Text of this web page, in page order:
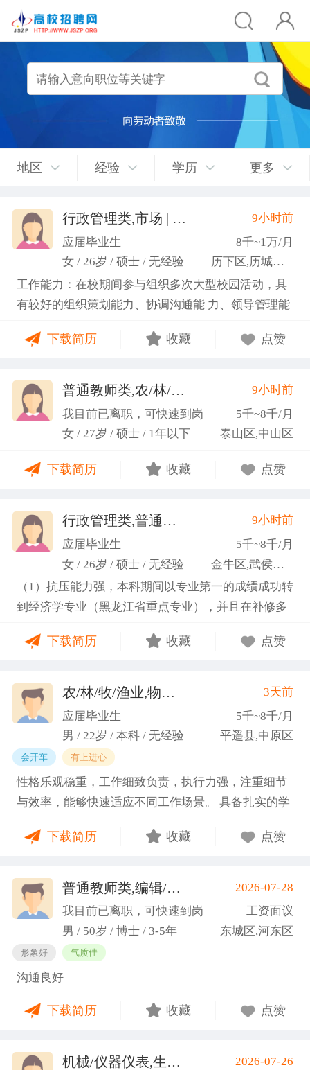
地区 经验 学历 更多
行政管理类,市场 | 媒介 | 广告 | 设计,人事/行政/后勤
9小时前
应届毕业生
8千~1万/月
女 / 26岁 / 硕士 / 无经验
历下区,历城区,市中区
工作能力：在校期间参与组织多次大型校园活动，具
有较好的组织策划能力、协调沟通能 力、领导管理能
务； 学习能力：有清晰的自我定位，能够很好地吸纳
做事认真细心，具有较强的执行力、高度敬业精神、
良好的职业操 守和团队协作精神。
下载简历 收藏 点赞
普通教师类,农/林/牧/渔业 (张卓璐)9小时前
我目前已离职，可快速到岗
5千~8千/月
女 / 27岁 / 硕士 / 1年以下
泰山区,中山区
下载简历 收藏 点赞
行政管理类,普通教师类
9小时前
应届毕业生
5千~8千/月
女 / 26岁 / 硕士 / 无经验
金牛区,武侯区,青羊区
（1）抗压能力强，本科期间以专业第一的成绩成功转
到经济学专业（黑龙江省重点专业），并且在补修多
学；研一刚入学就跟随导师参加多个项目书撰写，其
基金项目以及国家重大课题项目申报书的撰写。
（2）沟通能力强，2023年9月-2024年6月在研究生管
理办公室担任助管，主要负责硕士、博士研究生开
题、预答辩和正式答辩答辩秘书工作，同时负责研究
生入学复试相关工作，研究生日常事务管理工作，与
老师和同学多方沟通协调；2025年4月-2025年7月在
图书馆信息处担任助管，主要负责毕业生论文查重、
上传，毕业生信息核对，以及协助图书馆老师与学生
沟通举办各种活动。 （3）组织管理能力强，在读期
一百余人，并组织每天口语晨读活动，同时不定期举
办各种社团内部活动，如迎新、英语角等。
下载简历 收藏 点赞
农/林/牧/渔业,物业管理,环保,物流/仓储,人事/行政/后勤
3天前
应届毕业生
5千~8千/月
男 / 22岁 / 本科 / 无经验
平遥县,中原区
会开车 有上进心
性格乐观稳重，工作细致负责，执行力强，注重细节
与效率，能够快速适应不同工作场景。 具备扎实的学
路与良好的问题处理意识。 拥有较强的团队协作与跨
稳步成长并创造价值。
下载简历 收藏 点赞
普通教师类,编辑/出版/印刷 (刘先生)
2026-07-28
我目前已离职，可快速到岗
工资面议
男 / 50岁 / 博士 / 3-5年
东城区,河东区
形象好 气质佳
沟通良好
下载简历 收藏 点赞
机械/仪器仪表,生产管理/研发 (高蕾)
2026-07-26